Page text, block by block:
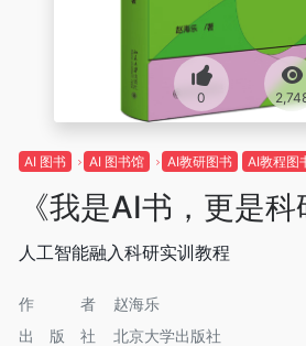
0
AI 图书 AI 图书馆 AI教研图书 AI教程图
《我是AI书，更是科
人工智能融入科研实训教程
作者
赵海乐
出版社
北京大学出版社